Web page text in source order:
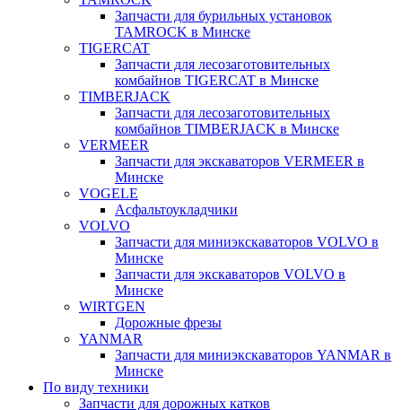
Запчасти для бурильных установок
TAMROCK в Минске
TIGERCAT
Запчасти для лесозаготовительных
комбайнов TIGERCAT в Минске
TIMBERJACK
Запчасти для лесозаготовительных
комбайнов TIMBERJACK в Минске
VERMEER
Запчасти для экскаваторов VERMEER в
Минске
VOGELE
Асфальтоукладчики
VOLVO
Запчасти для миниэкскаваторов VOLVO в
Минске
Запчасти для экскаваторов VOLVO в
Минске
WIRTGEN
Дорожные фрезы
YANMAR
Запчасти для миниэкскаваторов YANMAR в
Минске
По виду техники
Запчасти для дорожных катков